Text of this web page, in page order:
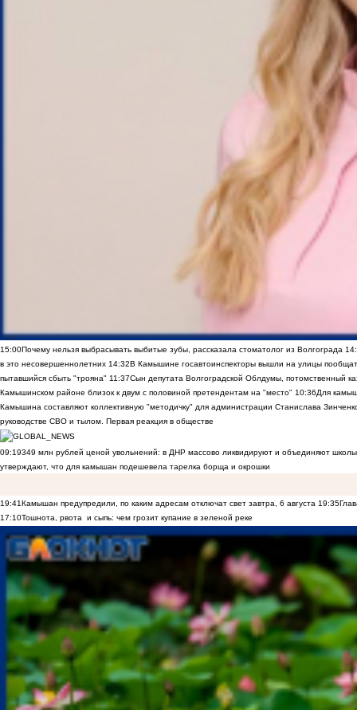
15:00Почему нельзя выбрасывать выбитые зубы, рассказала стоматолог из Волгограда
в это несовершеннолетних 14:32В Камышине госавтоинспекторы вышли на улицы
пытавшийся сбыть "трояна" 11:37Сын депутата Волгоградской Облдумы, потомственный
Камышинском районе близок к двум с половиной претендентам на "место" 10:36Для
Камышина составляют коллективную "методичку" для администрации Станислава
руководстве СВО и тылом. Первая реакция в обществе
09:19349 млн рублей ценой увольнений: в ДНР массово ликвидируют и объединяют
утверждают, что для камышан подешевела тарелка борща и окрошки
19:41Камышан предупредили, по каким адресам отключат свет завтра, 6 августа 19:35
17:10Тошнота, рвота и сыпь: чем грозит купание в зеленой реке